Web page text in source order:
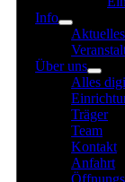
Info
Aktuelles
Über uns
Alles
Träger
Team
Kontakt
Anfahrt